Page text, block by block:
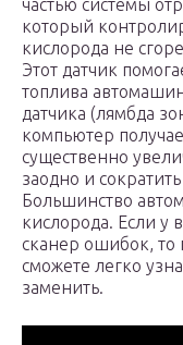
частью системы
который
кислорода не
Этот датчик
топлива
датчика (лямбда
компьютер
существенно
заодно и
Большинство
кислорода. Если у
сканер ошибок,
сможете легко
заменить.